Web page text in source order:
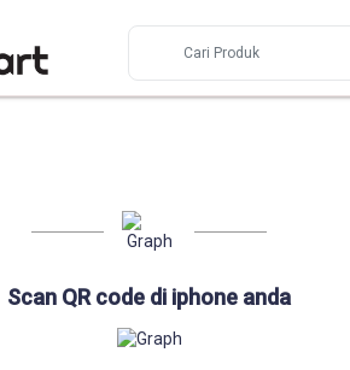
Scan QR code di iphone anda